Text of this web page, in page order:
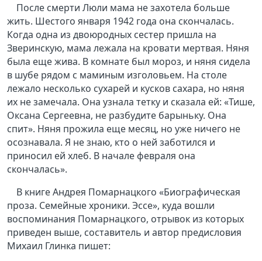
После смерти Люли мама не захотела больше
жить. Шестого января 1942 года она скончалась.
Когда одна из двоюродных сестер пришла на
Зверинскую, мама лежала на кровати мертвая. Няня
была еще жива. В комнате был мороз, и няня сидела
в шубе рядом с маминым изголовьем. На столе
лежало несколько сухарей и кусков сахара, но няня
их не замечала. Она узнала тетку и сказала ей: «Тише,
Оксана Сергеевна, не разбудите барыньку. Она
спит». Няня прожила еще месяц, но уже ничего не
осознавала. Я не знаю, кто о ней заботился и
приносил ей хлеб. В начале февраля она
скончалась».
В книге Андрея Помарнацкого «Биографическая
проза. Семейные хроники. Эссе», куда вошли
воспоминания Помарнацкого, отрывок из которых
приведен выше, составитель и автор предисловия
Михаил Глинка пишет: